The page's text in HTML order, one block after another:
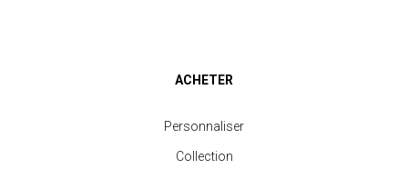
ACHETER
Personnaliser
Collection